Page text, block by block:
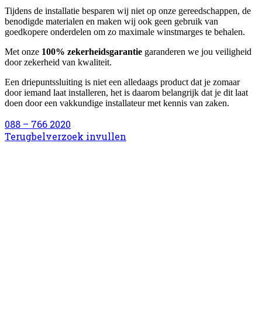
Tijdens de installatie besparen wij niet op onze gereedschappen, de
benodigde materialen en maken wij ook geen gebruik van
goedkopere onderdelen om zo maximale winstmarges te behalen.
Met onze 100% zekerheidsgarantie garanderen we jou veiligheid
door zekerheid van kwaliteit.
Een driepuntssluiting is niet een alledaags product dat je zomaar
door iemand laat installeren, het is daarom belangrijk dat je dit laat
doen door een vakkundige installateur met kennis van zaken.
088 – 766 2020
Terugbelverzoek invullen